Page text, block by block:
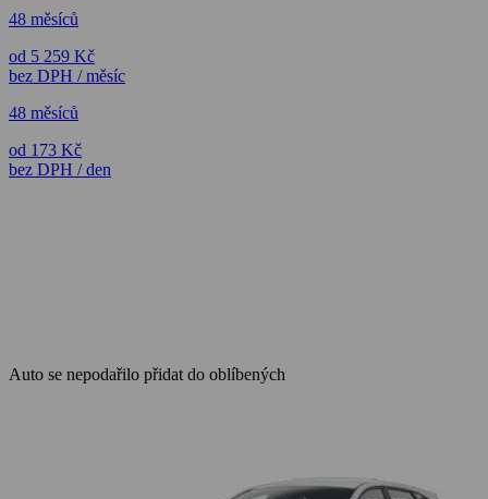
48 měsíců
od 5 259 Kč
bez DPH / měsíc
48 měsíců
od 173 Kč
bez DPH / den
Auto se nepodařilo přidat do oblíbených